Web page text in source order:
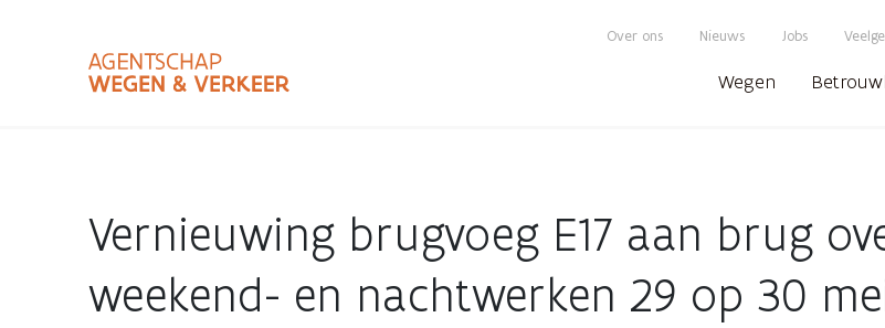
Over ons Nieuws Jobs
Wegen
Zoekbalk
Vernieuwing brugvoeg E17 aan brug
weekend- en nachtwerken 29 op 30